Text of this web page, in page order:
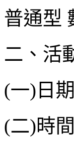
普通型
二、活
(一)日
(二)時